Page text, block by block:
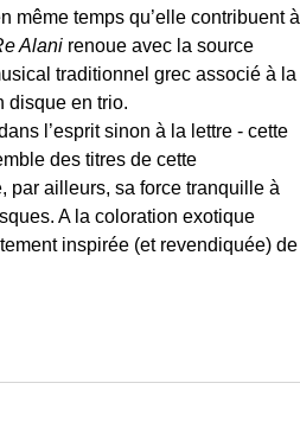
même temps qu’elle contribuent à
Alani renoue avec la source
traditionnel grec associé à la
disque en trio.
l’esprit sinon à la lettre - cette
des titres de cette
par ailleurs, sa force tranquille à
A la coloration exotique
inspirée (et revendiquée) de